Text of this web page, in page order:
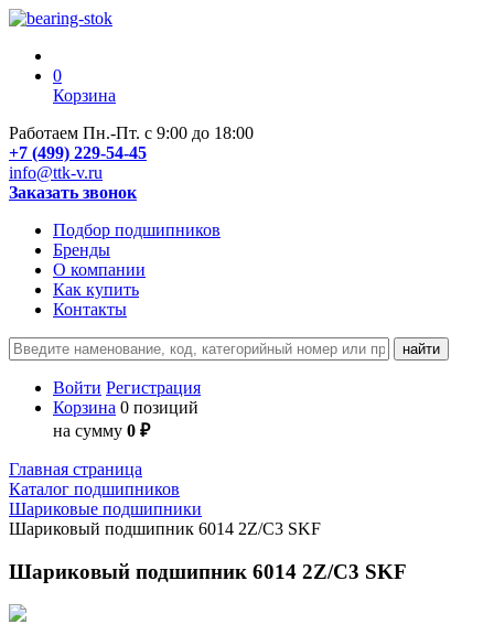
0
Корзина
Работаем Пн.-Пт. с 9:00 до 18:00
+7 (499) 229-54-45
info@ttk-v.ru
Заказать звонок
Подбор подшипников
Бренды
О компании
Как купить
Контакты
Войти Регистрация
Корзина 0 позиций
на сумму 0 ₽
Главная страница
Каталог подшипников
Шариковые подшипники
Шариковый подшипник 6014 2Z/C3 SKF
Шариковый подшипник 6014 2Z/C3 SKF